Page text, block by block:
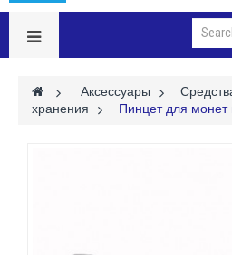
> Аксессуары >
хранения
> Пинцет для монет